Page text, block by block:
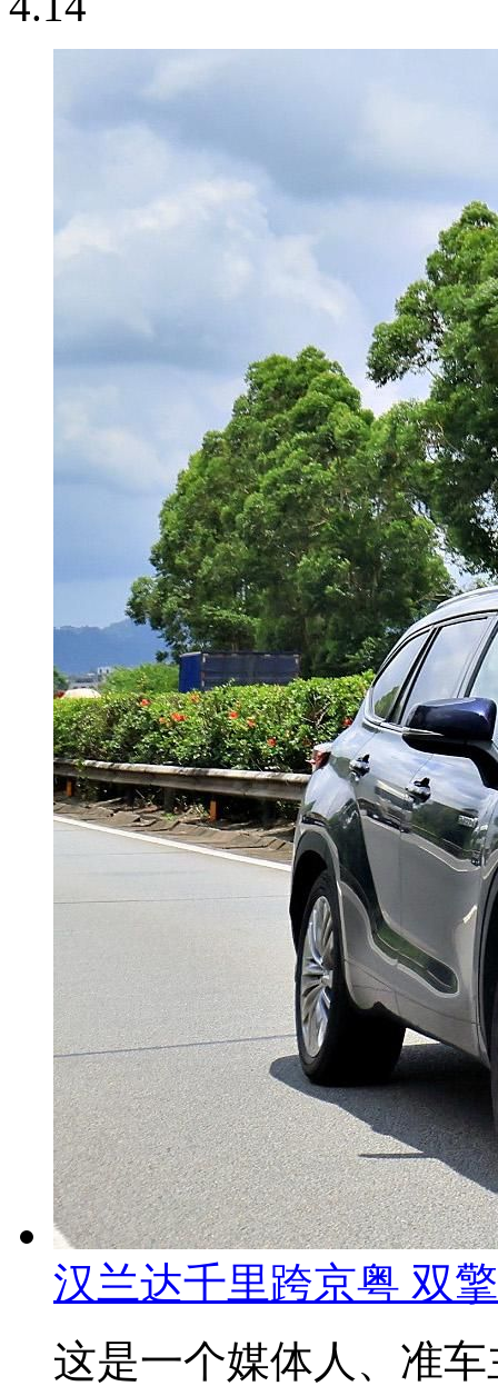
汉兰达千里跨京粤 双
这是一个媒体人、准